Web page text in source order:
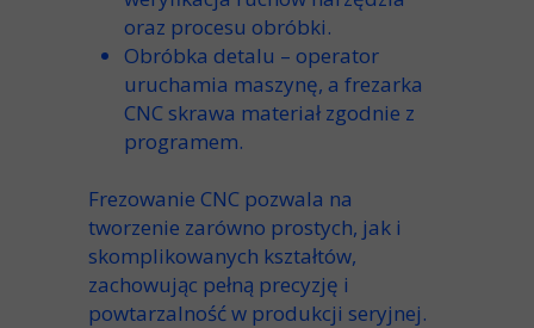
oraz procesu obróbki.
Obróbka detalu – operator
uruchamia maszynę, a frezarka
CNC skrawa materiał zgodnie z
programem.
Frezowanie CNC pozwala na
tworzenie zarówno prostych, jak i
skomplikowanych kształtów,
zachowując pełną precyzję i
powtarzalnośćw produkcji seryjnej.